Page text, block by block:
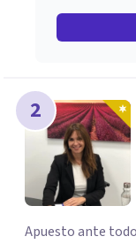
2
Apuesto ante